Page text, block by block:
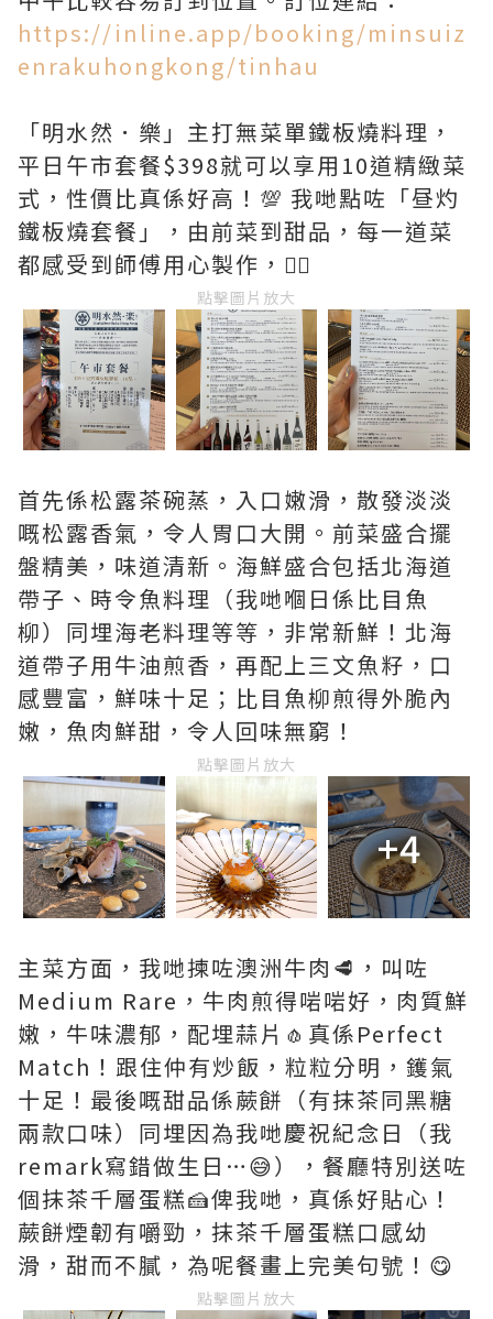
https://inline.app/booking/minsuiz
enrakuhongkong/tinhau
「明水然．樂」主打無菜單鐵板燒料理，
平日午市套餐$398就可以享用10道精緻菜
式，性價比真係好高！💯 我哋點咗「昼灼
鐵板燒套餐」，由前菜到甜品，每一道菜
都感受到師傅用心製作，👍🏻
點擊圖片放大
首先係松露茶碗蒸，入口嫩滑，散發淡淡
嘅松露香氣，令人胃口大開。前菜盛合擺
盤精美，味道清新。海鮮盛合包括北海道
帶子、時令魚料理（我哋嗰日係比目魚
柳）同埋海老料理等等，非常新鮮！北海
道帶子用牛油煎香，再配上三文魚籽，口
感豐富，鮮味十足；比目魚柳煎得外脆內
嫩，魚肉鮮甜，令人回味無窮！
點擊圖片放大
+4
主菜方面，我哋揀咗澳洲牛肉🥩，叫咗
Medium Rare，牛肉煎得啱啱好，肉質鮮
嫩，牛味濃郁，配埋蒜片🧄真係Perfect
Match！跟住仲有炒飯，粒粒分明，鑊氣
十足！最後嘅甜品係蕨餅（有抹茶同黑糖
兩款口味）同埋因為我哋慶祝紀念日（我
remark寫錯做生日…😅），餐廳特別送咗
個抹茶千層蛋糕🍰俾我哋，真係好貼心！
蕨餅煙韌有嚼勁，抹茶千層蛋糕口感幼
滑，甜而不膩，為呢餐畫上完美句號！😋
點擊圖片放大